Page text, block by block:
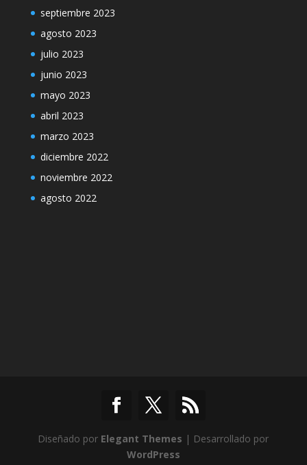
septiembre 2023
agosto 2023
julio 2023
junio 2023
mayo 2023
abril 2023
marzo 2023
diciembre 2022
noviembre 2022
agosto 2022
Diseñado por Elegant Themes | Desarrollado por
WordPress